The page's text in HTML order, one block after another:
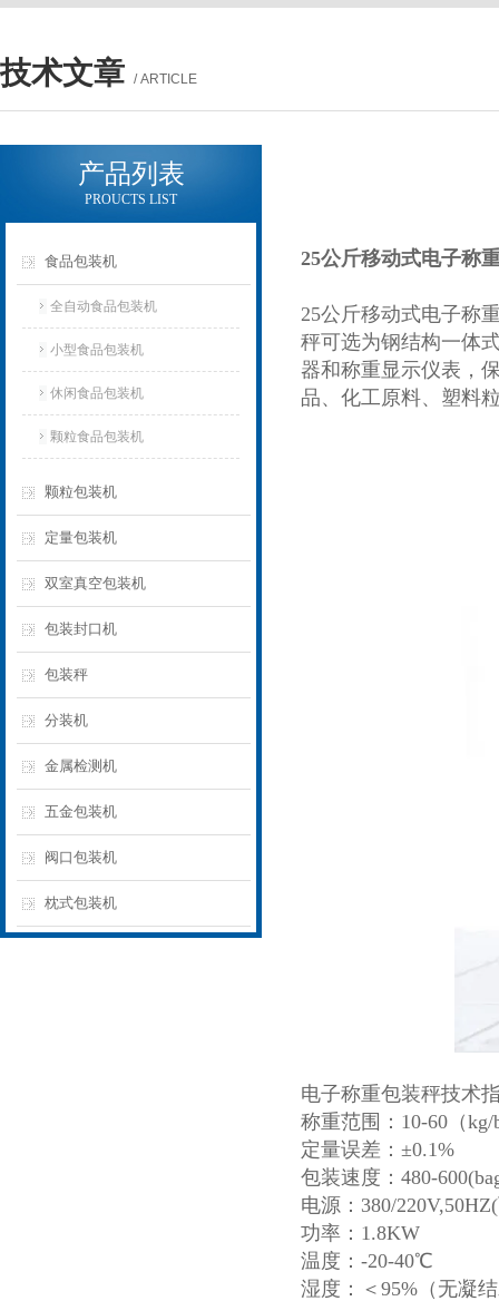
技术文章 / ARTICLE
产品列表
PROUCTS LIST
食品包装机
全自动食品包装机
小型食品包装机
休闲食品包装机
颗粒食品包装机
颗粒包装机
定量包装机
双室真空包装机
包装封口机
包装秤
分装机
金属检测机
五金包装机
阀口包装机
枕式包装机
25公斤移动式电子称
25公斤移动式电子称
秤可选为钢结构一体
器和称重显示仪表，
品、化工原料、塑料
电子称重包装秤技术
称重范围：10-60（kg/
定量误差：±0.1%
包装速度：480-
电源：380/
功率：1.8KW
温度：-20-40℃
湿度：＜95%（无凝